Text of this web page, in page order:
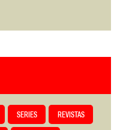
SERIES REVISTAS